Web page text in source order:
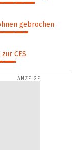
gebrochen
CES